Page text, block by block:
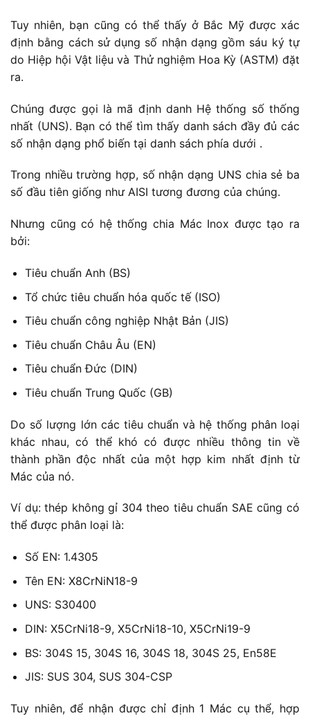
Tuy nhiên, bạn cũng có thể thấy ở Bắc Mỹ được xác
định bằng cách sử dụng số nhận dạng gồm sáu ký tự
do Hiệp hội Vật liệu và Thử nghiệm Hoa Kỳ (ASTM) đặt
ra.
Chúng được gọi là mã định danh Hệ thống số thống
nhất (UNS). Bạn có thể tìm thấy danh sách đầy đủ các
số nhận dạng phổ biến tại danh sách phía dưới .
Trong nhiều trường hợp, số nhận dạng UNS chia sẻ ba
số đầu tiên giống như AISI tương đương của chúng.
Nhưng cũng có hệ thống chia Mác Inox được tạo ra
bởi:
Tiêu chuẩn Anh (BS)
Tổ chức tiêu chuẩn hóa quốc tế (ISO)
Tiêu chuẩn công nghiệp Nhật Bản (JIS)
Tiêu chuẩn Châu Âu (EN)
Tiêu chuẩn Đức (DIN)
Tiêu chuẩn Trung Quốc (GB)
Do số lượng lớn các tiêu chuẩn và hệ thống phân loại
khác nhau, có thể khó có được nhiều thông tin về
thành phần độc nhất của một hợp kim nhất định từ
Mác của nó.
Ví dụ: thép không gỉ 304 theo tiêu chuẩn SAE cũng có
thể được phân loại là:
Số EN: 1.4305
Tên EN: X8CrNiN18-9
UNS: S30400
DIN: X5CrNi18-9, X5CrNi18-10, X5CrNi19-9
BS: 304S 15, 304S 16, 304S 18, 304S 25, En58E
JIS: SUS 304, SUS 304-CSP
Tuy nhiên, để nhận được chỉ định 1 Mác cụ thể, hợp